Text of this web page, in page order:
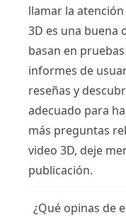
llamar la
3D es una buena
basan en
informes de
reseñas y
adecuado para
más preguntas
video 3D, deje
publicación.
¿Qué opinas de